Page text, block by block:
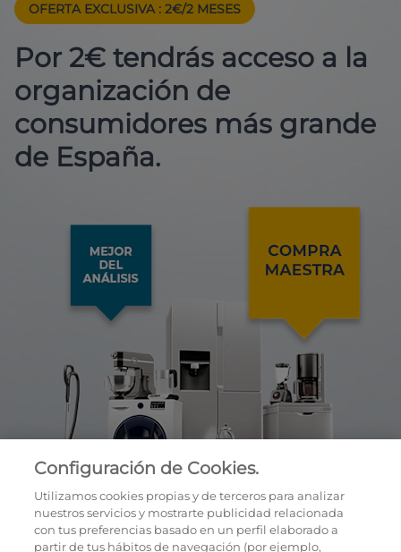
OFERTA EXCLUSIVA : 2€/2 MESES
Por 2€ tendrás acceso a la
organización de
consumidores más grande
de España.
Configuración de Cookies.
Utilizamos cookies propias y de terceros para analizar
nuestros servicios y mostrarte publicidad relacionada
con tus preferencias basado en un perfil elaborado a
partir de tus hábitos de navegación (por ejemplo,